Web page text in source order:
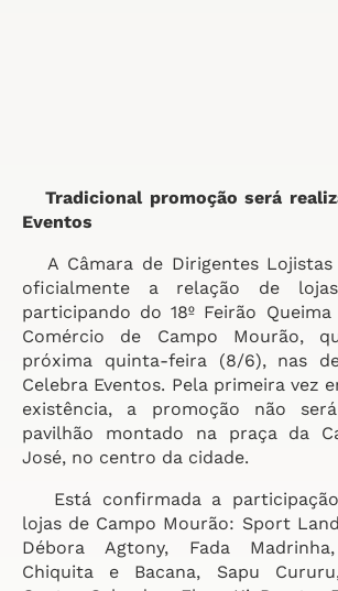
Tradicional promoção será
Eventos
A Câmara de Dirigentes Lojistas
oficialmente a relação de
participando do 18º Feirão
Comércio de Campo Mourão,
próxima quinta-feira (8/6), nas
Celebra Eventos. Pela primeira vez
existência, a promoção não
pavilhão montado na praça da
José, no centro da cidade.
Está confirmada a participação
lojas de Campo Mourão: Sport
Débora Agtony, Fada
Chiquita e Bacana, Sapu